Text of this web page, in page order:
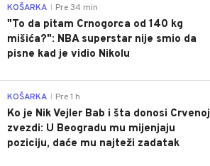
KOŠARKA Pre 34 min
"To da pitam Crnogorca od 140 kg
mišića?": NBA superstar nije smio da
pisne kad je vidio Nikolu
KOŠARKA Pre 1 h
Ko je Nik Vejler Bab i šta donosi Crvenoj
zvezdi: U Beogradu mu mijenjaju
poziciju, daće mu najteži zadatak